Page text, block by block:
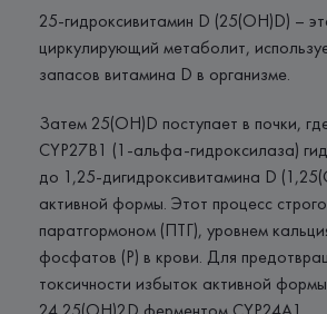
25-гидроксивитамин D (25(OH)D) –
циркулирующий метаболит,
запасов витамина D в организме.
Затем 25(OH)D поступает в почки,
CYP27B1 (1-альфа-гидроксилаза)
до 1,25-дигидроксивитамина D
активной формы. Этот процесс строго
паратгормоном (ПТГ), уровнем
фосфатов (Р) в крови. Для
токсичности избыток активной